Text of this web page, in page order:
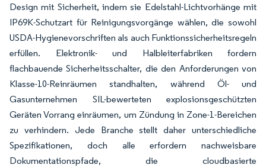
Design mit Sicherheit, indem sie Edelstahl-Lichtvorhänge mit
IP69K-Schutzart für Reinigungsvorgänge wählen, die sowohl
USDA-Hygienevorschriften als auch Funktionssicherheitsregeln
erfüllen. Elektronik- und Halbleiterfabriken fordern
flachbauende Sicherheitsschalter, die den Anforderungen von
Klasse-10-Reinräumen standhalten, während Öl- und
Gasunternehmen SIL-bewerteten explosionsgeschützten
Geräten Vorrang einräumen, um Zündung in Zone-1-Bereichen
zu verhindern. Jede Branche stellt daher unterschiedliche
Spezifikationen, doch alle erfordern nachweisbare
Dokumentationspfade, die cloudbasierte